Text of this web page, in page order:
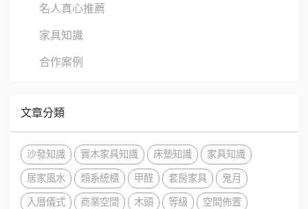
名人真心推薦
家具知識
合作案例
文章分類
沙發知識 實木家具知識 床墊知識
家具知識
居家風水
類系統櫃 甲醛 套房家具
鬼月
入厝儀式
商業空間 木頭 等級
空間佈置